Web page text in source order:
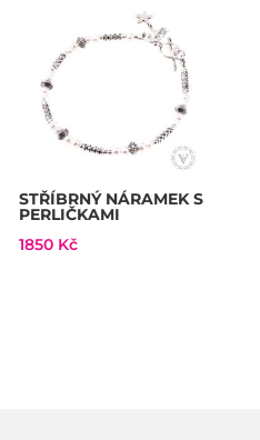
STŘÍBRNÝ NÁRAMEK S
PERLIČKAMI
1850 Kč